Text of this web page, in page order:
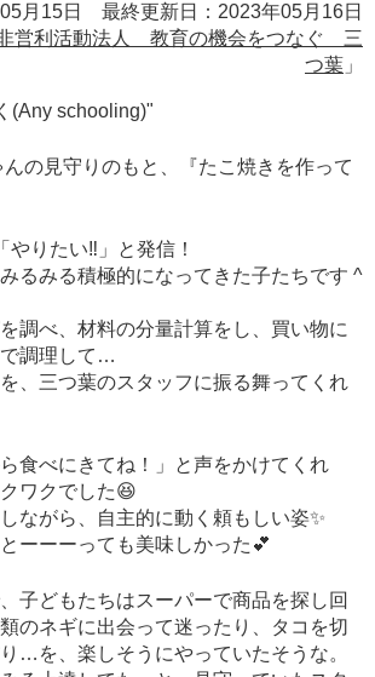
月15日 最終更新日：2023年05月16日
営利活動法人 教育の機会をつなぐ 三
つ葉 」
(Any schooling)"
の見守りのもと、『たこ焼きを作って
りたい‼︎」と発信！
るみる積極的になってきた子たちです ^
調べ、材料の分量計算をし、買い物に
調理して…
、三つ葉のスタッフに振る舞ってくれ
ら食べにきてね！」と声をかけてくれ
ワクでした😆
ながら、自主的に動く頼もしい姿✨
ーーーっても美味しかった💕
子どもたちはスーパーで商品を探し回
のネギに出会って迷ったり、タコを切
…を、楽しそうにやっていたそうな。